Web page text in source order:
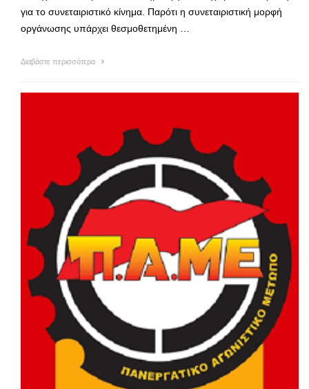
για το συνεταιριστικό κίνημα. Παρότι η συνεταιριστική μορφή
οργάνωσης υπάρχει θεσμοθετημένη …
Διαβάστε περισσότερα